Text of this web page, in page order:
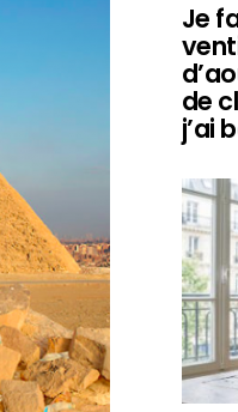
Je
de
j’ai